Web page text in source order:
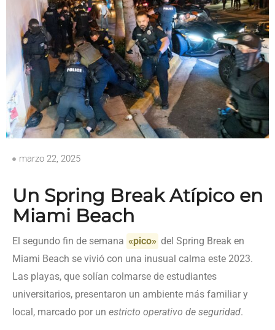
marzo 22, 2025
Un Spring Break Atípico en
Miami Beach
El segundo fin de semana «pico» del Spring Break en
Miami Beach se vivió con una inusual calma este 2023.
Las playas, que solían colmarse de estudiantes
universitarios, presentaron un ambiente más familiar y
local, marcado por un estricto operativo de seguridad.